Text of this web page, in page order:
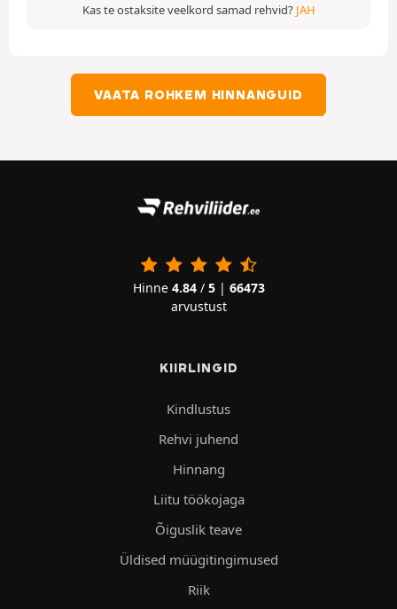
Kas te ostaksite veelkord samad rehvid? JAH
VAATA ROHKEM HINNANGUID
Hinne 4.84/ 5| 66473
arvustust
KIIRLINGID
Kindlustus
Rehvi juhend
Hinnang
Liitu töökojaga
Õiguslik teave
Üldised müügitingimused
Riik